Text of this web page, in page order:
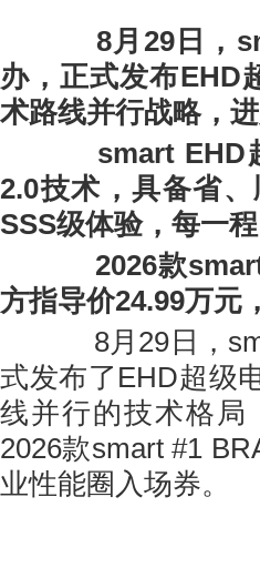
8月29日，
办，正式发布EHD
术路线并行战略，进
smart EHD
2.0技术，具备省
SSS级体验，每一程
2026款
方指导价24.99万元
8月29日，
式发布了EHD超级
线并行的技术格局
2026款smart #1
业性能圈入场券。